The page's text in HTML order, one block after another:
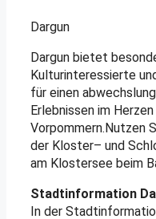
Dargun
Dargun bietet
Kulturinteressierte
für einen
Erlebnissen im
Vorpommern.Nutzen
der Kloster– und
am Klostersee beim
Stadtinformation
In der